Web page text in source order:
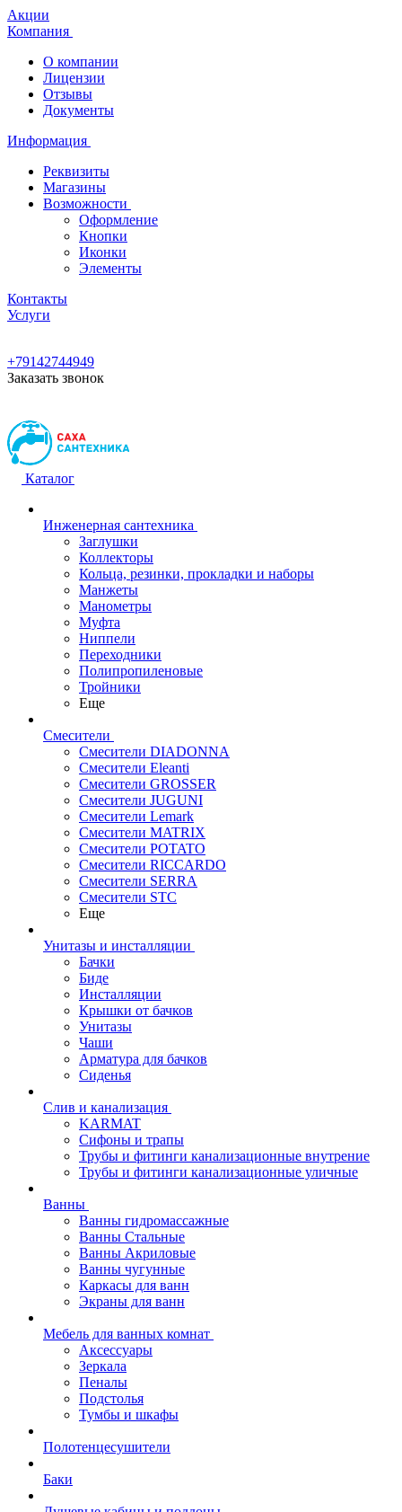
Акции
Компания
О компании
Лицензии
Отзывы
Документы
Информация
Реквизиты
Магазины
Возможности
Оформление
Кнопки
Иконки
Элементы
Контакты
Услуги
+79142744949
Заказать звонок
Каталог
Инженерная сантехника
Заглушки
Коллекторы
Кольца, резинки, прокладки и наборы
Манжеты
Манометры
Муфта
Ниппели
Переходники
Полипропиленовые
Тройники
Еще
Смесители
Смесители DIADONNA
Смесители Eleanti
Смесители GROSSER
Смесители JUGUNI
Смесители Lemark
Смесители MATRIX
Смесители POTATO
Смесители RICCARDO
Смесители SERRA
Смесители STC
Еще
Унитазы и инсталляции
Бачки
Биде
Инсталляции
Крышки от бачков
Унитазы
Чаши
Арматура для бачков
Сиденья
Слив и канализация
KARMAT
Сифоны и трапы
Трубы и фитинги канализационные внутрение
Трубы и фитинги канализационные уличные
Ванны
Ванны гидромассажные
Ванны Стальные
Ванны Акриловые
Ванны чугунные
Каркасы для ванн
Экраны для ванн
Мебель для ванных комнат
Аксессуары
Зеркала
Пеналы
Подстолья
Тумбы и шкафы
Полотенцесушители
Баки